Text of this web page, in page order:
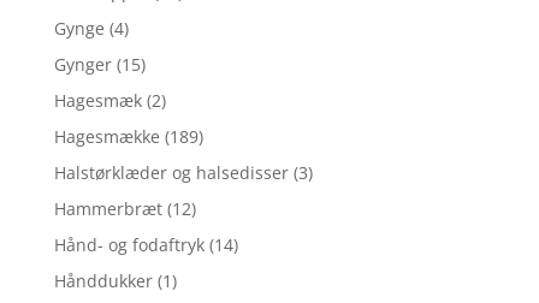
Gynge (4)
Gynger (15)
Hagesmæk (2)
Hagesmække (189)
Halstørklæder og halsedisser (3)
Hammerbræt (12)
Hånd- og fodaftryk (14)
Hånddukker (1)